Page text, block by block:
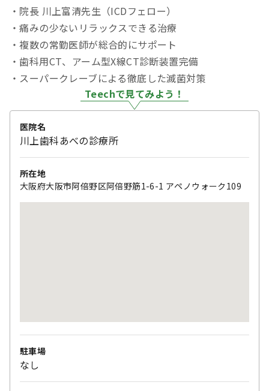
・院長 川上富清先生（ICDフェロー）
・痛みの少ないリラックスできる治療
・複数の常勤医師が総合的にサポート
・歯科用CT、アーム型X線CT診断装置完備
・スーパークレーブによる徹底した滅菌対策
Teechで見てみよう！
医院名
川上歯科あべの診療所
所在地
大阪府大阪市阿倍野区阿倍野筋1-6-1 アペノウォーク109
駐車場
なし